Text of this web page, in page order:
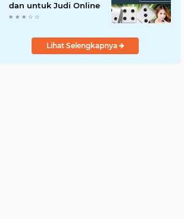
dan untuk Judi Online
Lihat Selengkapnya